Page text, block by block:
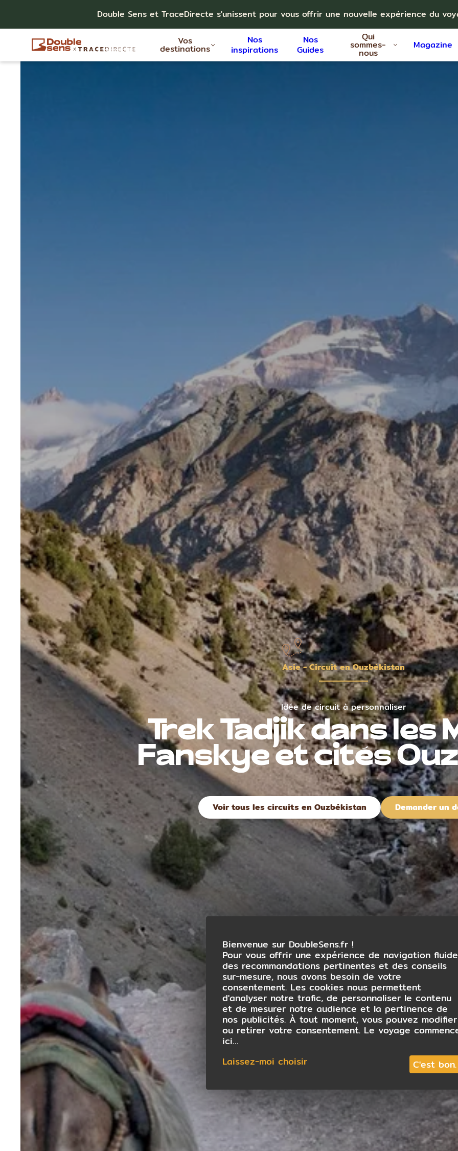
Double Sens et TraceDirecte s'unissent pour vous offrir une nouvelle expérience du
Vos
destinations
Nos
inspirations
Nos
Guides
Qui
sommes-
nous
Magazine
Asie - Circuit en Ouzbékistan
Idée de circuit à personnaliser
Trek Tadjik dans les
Fanskye et cités
Voir tous les circuits en Ouzbékistan Demander un
Bienvenue sur DoubleSens.fr !
Pour vous offrir une expérience de navigation
des recommandations pertinentes et des conseils
sur-mesure, nous avons besoin de votre
consentement. Les cookies nous permettent
d'analyser notre trafic, de personnaliser le contenu
et de mesurer notre audience et la pertinence de
nos publicités. À tout moment, vous pouvez modifier
ou retirer votre consentement. Le voyage
ici…
Laissez-moi choisir
C'est bon.